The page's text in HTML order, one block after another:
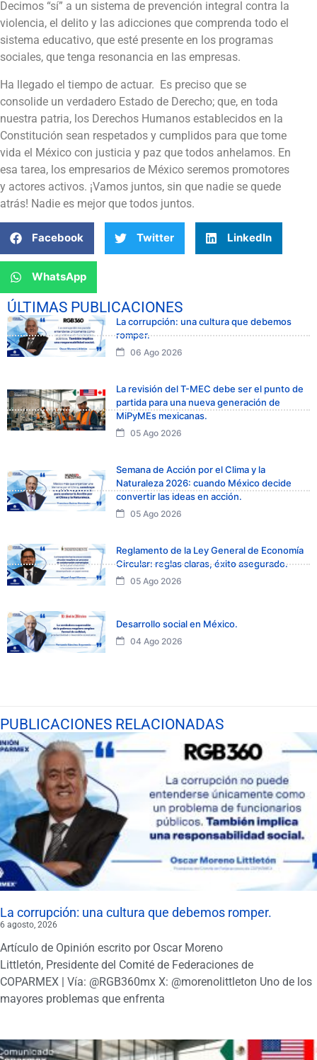
Decimos “sí” a un sistema de prevención integral contra la
violencia, el delito y las adicciones que comprenda todo el
sistema educativo, que esté presente en los programas
sociales, que tenga resonancia en las empresas.
Ha llegado el tiempo de actuar. Es preciso que se
consolide un verdadero Estado de Derecho; que, en toda
nuestra patria, los Derechos Humanos establecidos en la
Constitución sean respetados y cumplidos para que tome
vida el México con justicia y paz que todos anhelamos. En
esa tarea, los empresarios de México seremos promotores
y actores activos. ¡Vamos juntos, sin que nadie se quede
atrás! Nadie es mejor que todos juntos.
Facebook Twitter LinkedIn
WhatsApp
ÚLTIMAS PUBLICACIONES
La corrupción: una cultura que debemos
romper.
06 Ago 2026
La revisión del T-MEC debe ser el punto de
partida para una nueva generación de
MiPyMEs mexicanas.
05 Ago 2026
Semana de Acción por el Clima y la
Naturaleza 2026: cuando México decide
convertir las ideas en acción.
05 Ago 2026
Reglamento de la Ley General de Economía
Circular: reglas claras, éxito asegurado.
05 Ago 2026
Desarrollo social en México.
04 Ago 2026
PUBLICACIONES RELACIONADAS
La corrupción: una cultura que debemos romper.
6 agosto, 2026
Artículo de Opinión escrito por Oscar Moreno
Littletón, Presidente del Comité de Federaciones de
COPARMEX | Vía: @RGB360mx X: @morenolittleton Uno de los
mayores problemas que enfrenta